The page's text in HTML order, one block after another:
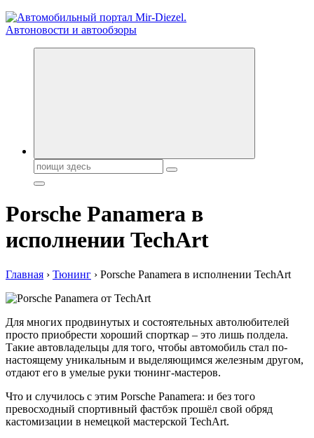
Справочник автомобилиста. Обзор новинок популярных
Поиск:
Porsche Panamera в
исполнении TechArt
Главная › Тюнинг › Porsche Panamera в исполнении TechArt
Для многих продвинутых и состоятельных автолюбителей
просто приобрести хороший спорткар – это лишь полдела.
Такие автовладельцы для того, чтобы автомобиль стал по-
настоящему уникальным и выделяющимся железным другом,
отдают его в умелые руки тюнинг-мастеров.
Что и случилось с этим Porsche Panamera: и без того
превосходный спортивный фастбэк прошёл свой обряд
кастомизации в немецкой мастерской TechArt.